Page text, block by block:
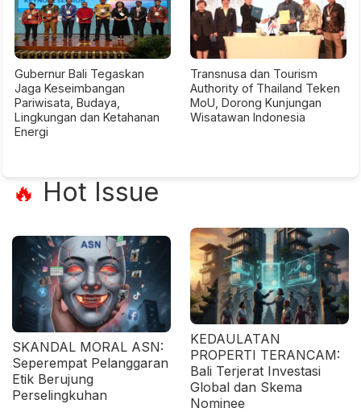
Gubernur Bali Tegaskan
Jaga Keseimbangan
Pariwisata, Budaya,
Lingkungan dan Ketahanan
Energi
Transnusa dan Tourism
Authority of Thailand Teken
MoU, Dorong Kunjungan
Wisatawan Indonesia
🔥 Hot Issue
SKANDAL MORAL ASN:
Seperempat Pelanggaran
Etik Berujung
Perselingkuhan
KEDAULATAN
PROPERTI TERANCAM:
Bali Terjerat Investasi
Global dan Skema
Nominee